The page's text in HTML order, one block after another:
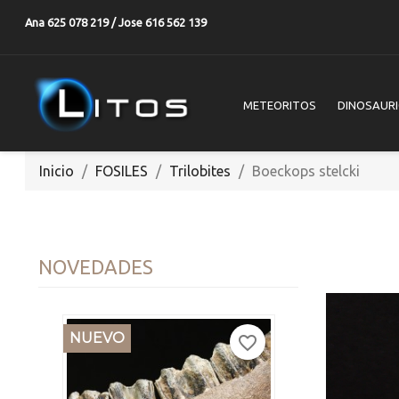
Ana 625 078 219 / Jose 616 562 139
METEORITOS
Inicio FOSILES Trilobites Boeckops stelcki
NOVEDADES
NUEVO favorite_border